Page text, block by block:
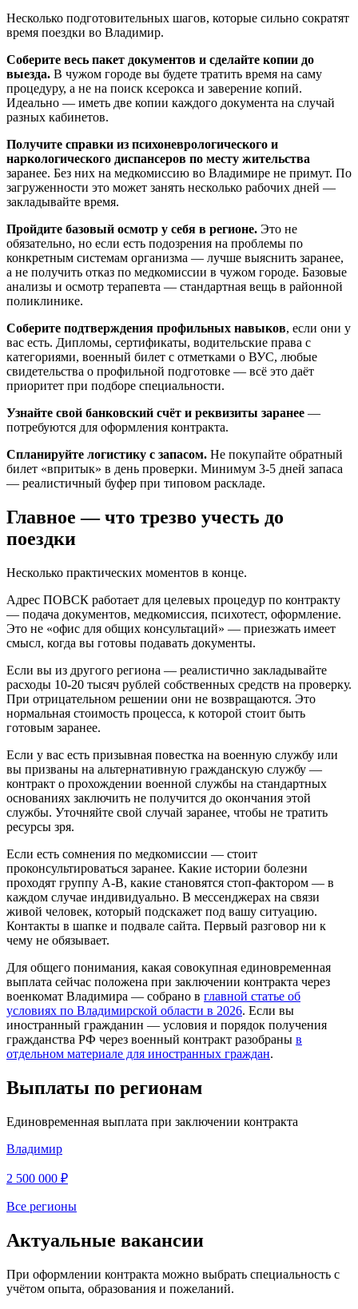
Несколько подготовительных шагов, которые сильно сократят
время поездки во Владимир.
Соберите весь пакет документов и сделайте копии до
выезда. В чужом городе вы будете тратить время на саму
процедуру, а не на поиск ксерокса и заверение копий.
Идеально — иметь две копии каждого документа на случай
разных кабинетов.
Получите справки из психоневрологического и
наркологического диспансеров по месту жительства
заранее. Без них на медкомиссию во Владимире не примут. По
загруженности это может занять несколько рабочих дней —
закладывайте время.
Пройдите базовый осмотр у себя в регионе. Это не
обязательно, но если есть подозрения на проблемы по
конкретным системам организма — лучше выяснить заранее,
а не получить отказ по медкомиссии в чужом городе. Базовые
анализы и осмотр терапевта — стандартная вещь в районной
поликлинике.
Соберите подтверждения профильных навыков, если они у
вас есть. Дипломы, сертификаты, водительские права с
категориями, военный билет с отметками о ВУС, любые
свидетельства о профильной подготовке — всё это даёт
приоритет при подборе специальности.
Узнайте свой банковский счёт и реквизиты заранее —
потребуются для оформления контракта.
Спланируйте логистику с запасом. Не покупайте обратный
билет «впритык» в день проверки. Минимум 3-5 дней запаса
— реалистичный буфер при типовом раскладе.
Главное — что трезво учесть до
поездки
Несколько практических моментов в конце.
Адрес ПОВСК работает для целевых процедур по контракту
— подача документов, медкомиссия, психотест, оформление.
Это не «офис для общих консультаций» — приезжать имеет
смысл, когда вы готовы подавать документы.
Если вы из другого региона — реалистично закладывайте
расходы 10-20 тысяч рублей собственных средств на проверку.
При отрицательном решении они не возвращаются. Это
нормальная стоимость процесса, к которой стоит быть
готовым заранее.
Если у вас есть призывная повестка на военную службу или
вы призваны на альтернативную гражданскую службу —
контракт о прохождении военной службы на стандартных
основаниях заключить не получится до окончания этой
службы. Уточняйте свой случай заранее, чтобы не тратить
ресурсы зря.
Если есть сомнения по медкомиссии — стоит
проконсультироваться заранее. Какие истории болезни
проходят группу А-В, какие становятся стоп-фактором — в
каждом случае индивидуально. В мессенджерах на связи
живой человек, который подскажет под вашу ситуацию.
Контакты в шапке и подвале сайта. Первый разговор ни к
чему не обязывает.
Для общего понимания, какая совокупная единовременная
выплата сейчас положена при заключении контракта через
военкомат Владимира — собрано в главной статье об
условиях по Владимирской области в 2026. Если вы
иностранный гражданин — условия и порядок получения
гражданства РФ через военный контракт разобраны в
отдельном материале для иностранных граждан.
Выплаты по регионам
Единовременная выплата при заключении контракта
Владимир
2 500 000 ₽
Все регионы
Актуальные вакансии
При оформлении контракта можно выбрать специальность с
учётом опыта, образования и пожеланий.